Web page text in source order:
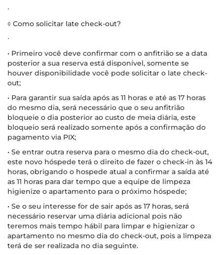
∙
◊ Como solicitar late check-out?
∙
• Primeiro você deve confirmar com o anfitrião se a data
posterior a sua reserva está disponível, somente se
houver disponibilidade você pode solicitar o late check-
out;
• Para garantir sua saída após as 11 horas e até as 17 horas
do mesmo dia, será necessário que o seu anfitrião
bloqueie o dia posterior ao custo de meia diária, este
bloqueio será realizado somente após a confirmação do
pagamento via PIX;
• Se entrar outra reserva para o mesmo dia do check-out,
este novo hóspede terá o direito de fazer o check-in às 14
horas, obrigando o hospede atual a confirmar a saída até
as 11 horas para dar tempo que a equipe de limpeza
higienize o apartamento para o próximo hóspede;
• Se o seu interesse for de sair após as 17 horas, será
necessário reservar uma diária adicional pois não
teremos mais tempo hábil para limpar e higienizar o
apartamento no mesmo dia do check-out, pois a limpeza
terá de ser realizada no dia seguinte.